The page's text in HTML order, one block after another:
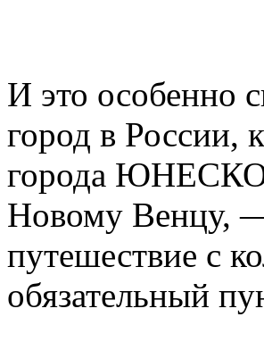
И это особенно
город в России,
города ЮНЕСКО.
Новому Венцу, —
путешествие с
обязательный